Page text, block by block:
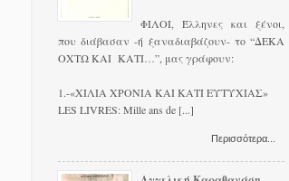
ΦΙΛΟΙ, Έλληνες και ξένοι,
που διάβασαν -ή ξαναδιαβάζουν- το “ΔΕΚΑ
ΟΧΤΩ ΚΑΙ ΚΑΤΙ…”, μας γράφουν:
1.-«ΧΙΛΙΑ ΧΡΟΝΙΑ ΚΑΙ ΚΑΤΙ ΕΥΤΥΧΙΑΣ»
LES LIVRES: Mille ans de [...]
Περισσότερα...